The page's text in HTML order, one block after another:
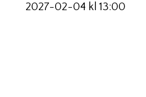
2027-02-04 kl 13:00